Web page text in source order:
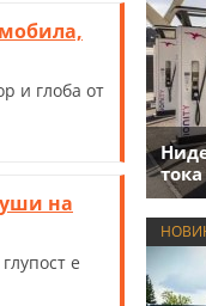
и глоба от
на
е